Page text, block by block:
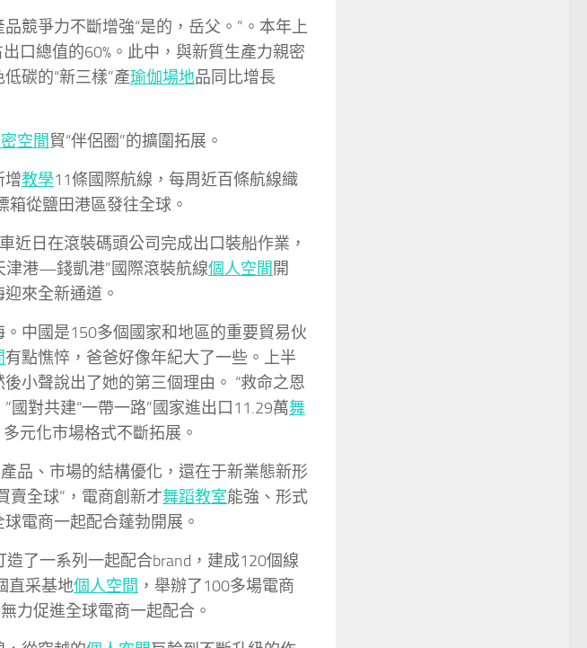
競爭力不斷增強“是的，岳父。”。本年上
口總值的60%。此中，與新質生產力親密
碳的“新三樣”產瑜伽場地品同比增長
空間貿“伴侶圈”的擴圍拓展。
增教學11條國際航線，每周近百條航線織
箱從鹽田港區發往全球。
近日在滾裝碼頭公司完成出口裝船作業，
津港—錢凱港”國際滾裝航線個人空間 開
來全新通道。
中國是150多個國家和地區的重要貿易伙
有點憔悴，爸爸好像年紀大了一些。上半
小聲說出了她的第三個理由。 “救命之恩
對共建“一帶一路”國家進出口11.29萬舞
多元化市場格式不斷拓展。
品、市場的結構優化，還在于新業態新形
賣全球”，電商創新才舞蹈教室能強、形式
電商一起配合蓬勃開展。
了一系列一起配合brand，建成120個線
直采基地個人空間 ，舉辦了100多場電商
力促進全球電商一起配合。